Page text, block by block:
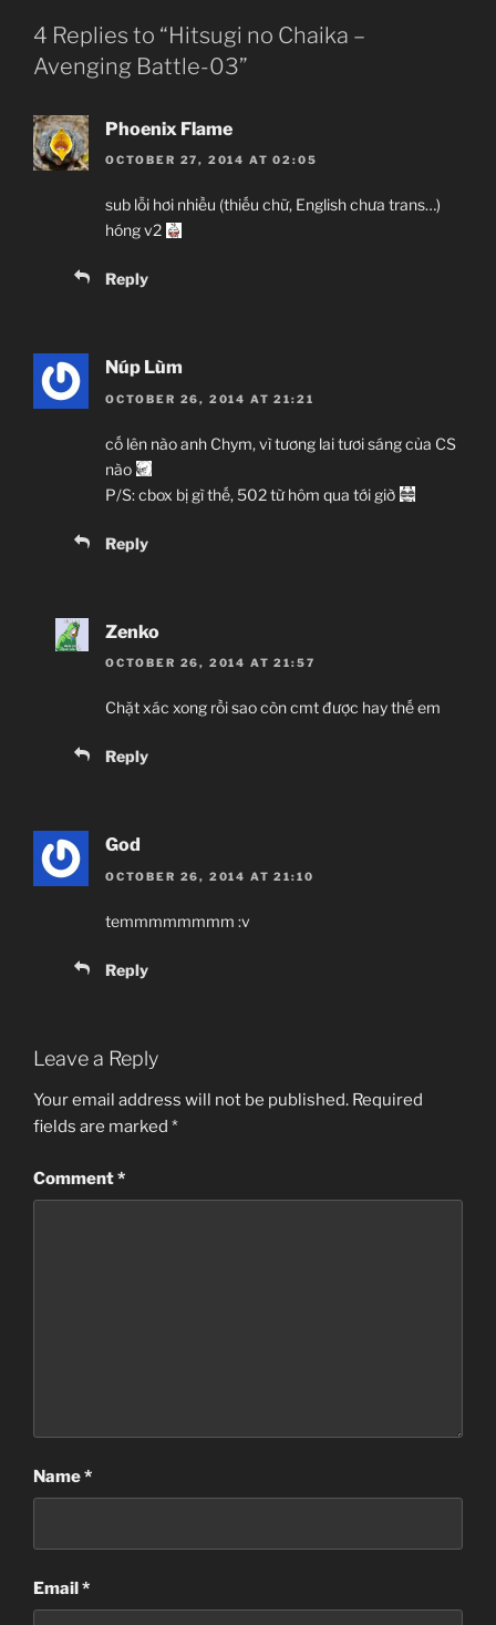
4 Replies to “Hitsugi no Chaika –
Avenging Battle-03”
Phoenix Flame
OCTOBER 27, 2014 AT 02:05
sub lỗi hơi nhiều (thiếu chữ, English chưa trans…)
hóng v2
Reply
Núp Lùm
OCTOBER 26, 2014 AT 21:21
cố lên nào anh Chym, vì tương lai tươi sáng của CS
nào
P/S: cbox bị gì thế, 502 từ hôm qua tới giờ
Reply
Zenko
OCTOBER 26, 2014 AT 21:57
Chặt xác xong rồi sao còn cmt được hay thế em
Reply
God
OCTOBER 26, 2014 AT 21:10
temmmmmmmm :v
Reply
Leave a Reply
Your email address will not be published. Required
fields are marked *
Comment*
Name*
Email*